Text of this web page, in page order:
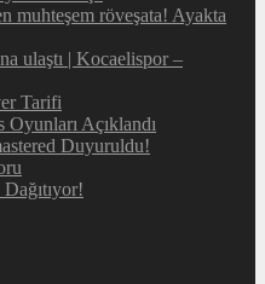
muhteşem röveşata! Ayakta
ulaştı | Kocaelispor –
Tarifi
Açıklandı
Duyuruldu!